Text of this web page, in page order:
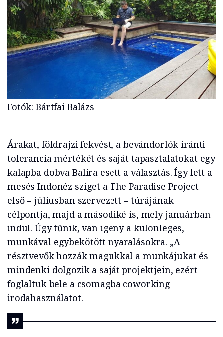
Fotók: Bártfai Balázs
Árakat, földrajzi fekvést, a bevándorlók iránti
tolerancia mértékét és saját tapasztalatokat egy
kalapba dobva Balira esett a választás. Így lett a
mesés Indonéz sziget a The Paradise Project
első – júliusban szervezett – túrájának
célpontja, majd a másodiké is, mely januárban
indul. Úgy tűnik, van igény a különleges,
munkával egybekötött nyaralásokra. „A
résztvevők hozzák magukkal a munkájukat és
mindenki dolgozik a saját projektjein, ezért
foglaltuk bele a csomagba coworking
irodahasználatot.